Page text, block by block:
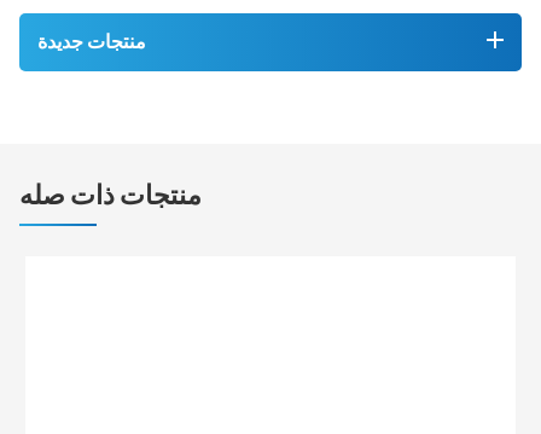
منتجات جديدة
منتجات ذات صله